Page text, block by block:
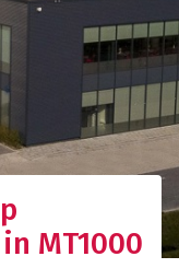
MT1000